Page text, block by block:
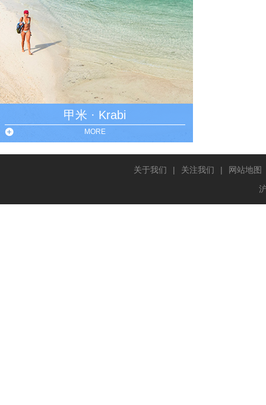
甲米 · Krabi
MORE
关于我们 | 关注我们 |
网站地图